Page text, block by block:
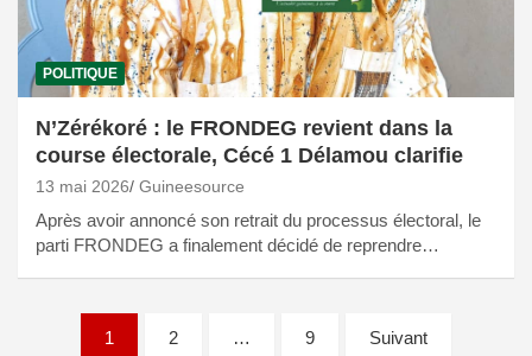
POLITIQUE
N’Zérékoré : le FRONDEG revient dans la
course électorale, Cécé 1 Délamou clarifie
13 mai 2026 Guineesource
Après avoir annoncé son retrait du processus électoral, le
parti FRONDEG a finalement décidé de reprendre…
Pagination
1 2 … 9 Suivant